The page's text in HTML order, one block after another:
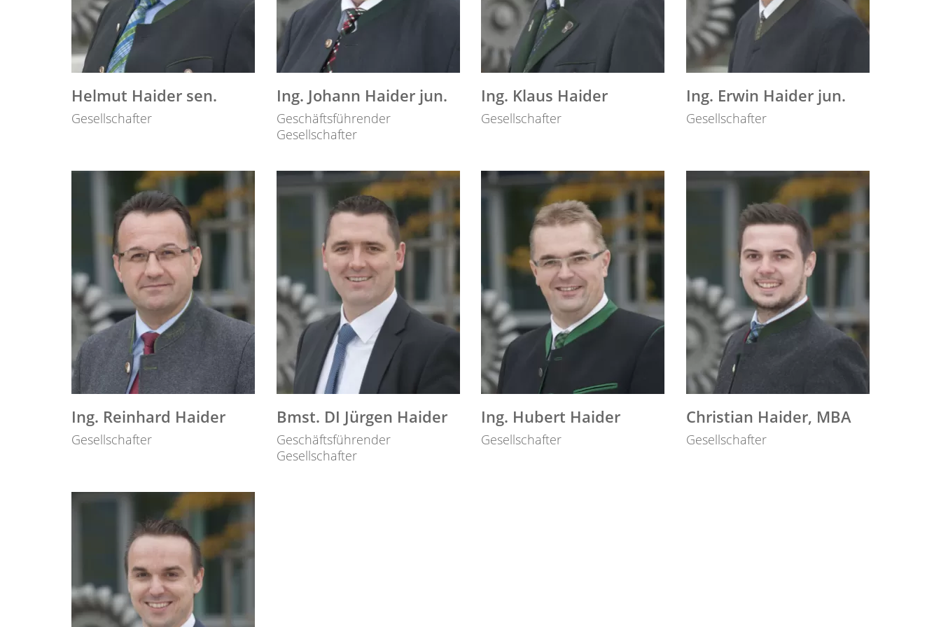
Helmut Haider sen.
Gesellschafter
Ing. Johann Haider jun.
Geschäftsführender
Gesellschafter
Ing. Klaus Haider
Gesellschafter
Ing. Erwin Haider jun.
Gesellschafter
Ing. Reinhard Haider
Gesellschafter
Bmst. DI Jürgen Haider
Geschäftsführender
Gesellschafter
Ing. Hubert Haider
Gesellschafter
Christian Haider, MBA
Gesellschafter